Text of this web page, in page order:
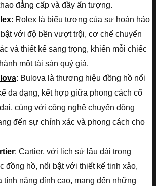
đẳng cấp và đầy ấn tượng.
: Rolex là biểu tượng của sự hoàn hảo
với độ bền vượt trội, cơ chế chuyển
và thiết kế sang trọng, khiến mỗi chiếc
một tài sản quý giá.
: Bulova là thương hiệu đồng hồ nổi
đa dạng, kết hợp giữa phong cách cổ
cùng với công nghệ chuyển động
đến sự chính xác và phong cách cho
: Cartier, với lịch sử lâu dài trong
đồng hồ, nổi bật với thiết kế tinh xảo,
tính năng đỉnh cao, mang đến những